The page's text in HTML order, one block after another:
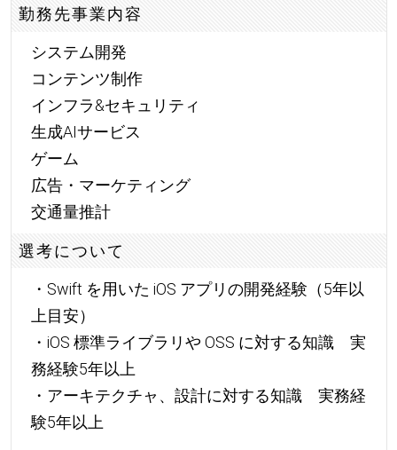
勤務先事業内容
システム開発
コンテンツ制作
インフラ&セキュリティ
生成AIサービス
ゲーム
広告・マーケティング
交通量推計
選考について
・Swift を用いた iOS アプリの開発経験（5年以
上目安）
・iOS 標準ライブラリや OSS に対する知識 実
務経験5年以上
・アーキテクチャ、設計に対する知識 実務経
験5年以上